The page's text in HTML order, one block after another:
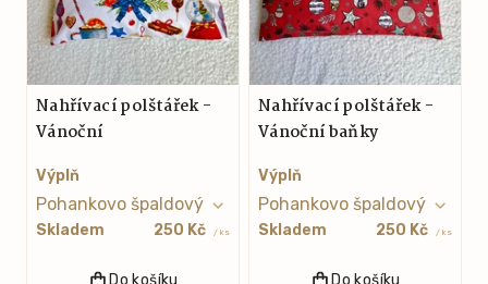
Nahřívací polštářek -
Vánoční
Výplň
Skladem 250 Kč / ks
Do košíku
Nahřívací polštářek -
Vánoční baňky
Výplň
Skladem 250 Kč / ks
Do košíku